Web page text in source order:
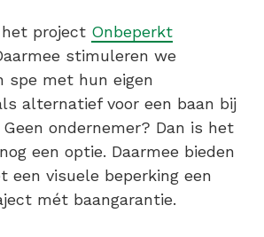
project Onbeperkt
stimuleren we
spe met hun eigen
alternatief voor een baan bij
ondernemer? Dan is het
een optie. Daarmee bieden
een visuele beperking een
mét baangarantie.